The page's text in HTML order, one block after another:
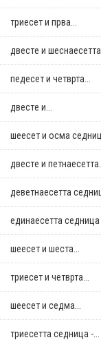
триесет и прва...
двестe и шеснаесетта...
педесет и четврта...
двестe и...
шеесет и осма
двестe и петнаесетта...
деветнаесетта
единаесетта седница -
шеесет и шеста...
триесет и четврта...
шеесет и седма...
триесетта седница -...